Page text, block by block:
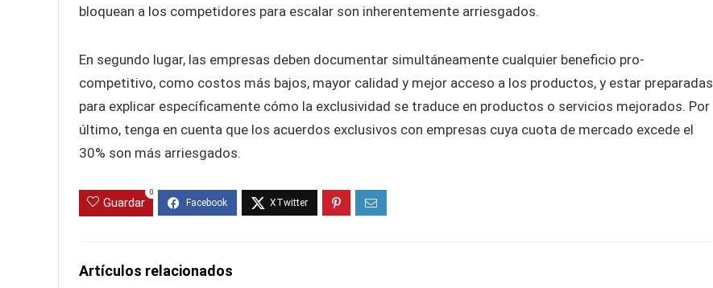
bloquean a los competidores para escalar son inherentemente arriesgados.
En segundo lugar, las empresas deben documentar simultáneamente cualquier beneficio pro-
competitivo, como costos más bajos, mayor calidad y mejor acceso a los productos, y estar preparadas
para explicar específicamente cómo la exclusividad se traduce en productos o servicios mejorados. Por
último, tenga en cuenta que los acuerdos exclusivos con empresas cuya cuota de mercado excede el
30% son más arriesgados.
Guardar
0
Artículos relacionados